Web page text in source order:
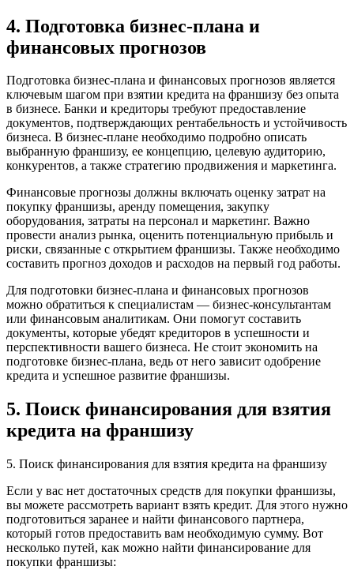
4. Подготовка бизнес-плана и
финансовых прогнозов
Подготовка бизнес-плана и финансовых прогнозов является
ключевым шагом при взятии кредита на франшизу без опыта
в бизнесе. Банки и кредиторы требуют предоставление
документов, подтверждающих рентабельность и устойчивость
бизнеса. В бизнес-плане необходимо подробно описать
выбранную франшизу, ее концепцию, целевую аудиторию,
конкурентов, а также стратегию продвижения и маркетинга.
Финансовые прогнозы должны включать оценку затрат на
покупку франшизы, аренду помещения, закупку
оборудования, затраты на персонал и маркетинг. Важно
провести анализ рынка, оценить потенциальную прибыль и
риски, связанные с открытием франшизы. Также необходимо
составить прогноз доходов и расходов на первый год работы.
Для подготовки бизнес-плана и финансовых прогнозов
можно обратиться к специалистам — бизнес-консультантам
или финансовым аналитикам. Они помогут составить
документы, которые убедят кредиторов в успешности и
перспективности вашего бизнеса. Не стоит экономить на
подготовке бизнес-плана, ведь от него зависит одобрение
кредита и успешное развитие франшизы.
5. Поиск финансирования для взятия
кредита на франшизу
5. Поиск финансирования для взятия кредита на франшизу
Если у вас нет достаточных средств для покупки франшизы,
вы можете рассмотреть вариант взять кредит. Для этого нужно
подготовиться заранее и найти финансового партнера,
который готов предоставить вам необходимую сумму. Вот
несколько путей, как можно найти финансирование для
покупки франшизы: